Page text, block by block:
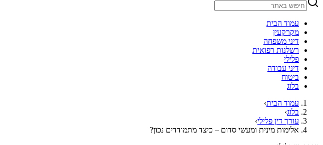
עמוד הבית
מקרקעין
דיני משפחה
רשלנות רפואית
פלילי
דיני עבודה
ביטוח
בלוג
עמוד הבית›
בלוג›
עורך דין פלילי›
אלימות מינית ומעשי סדום – כיצד מתמודדים נכון?